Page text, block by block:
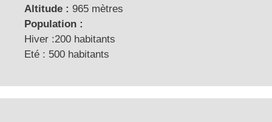
Altitude : 965 mètres
Population :
Hiver :200 habitants
Eté : 500 habitants